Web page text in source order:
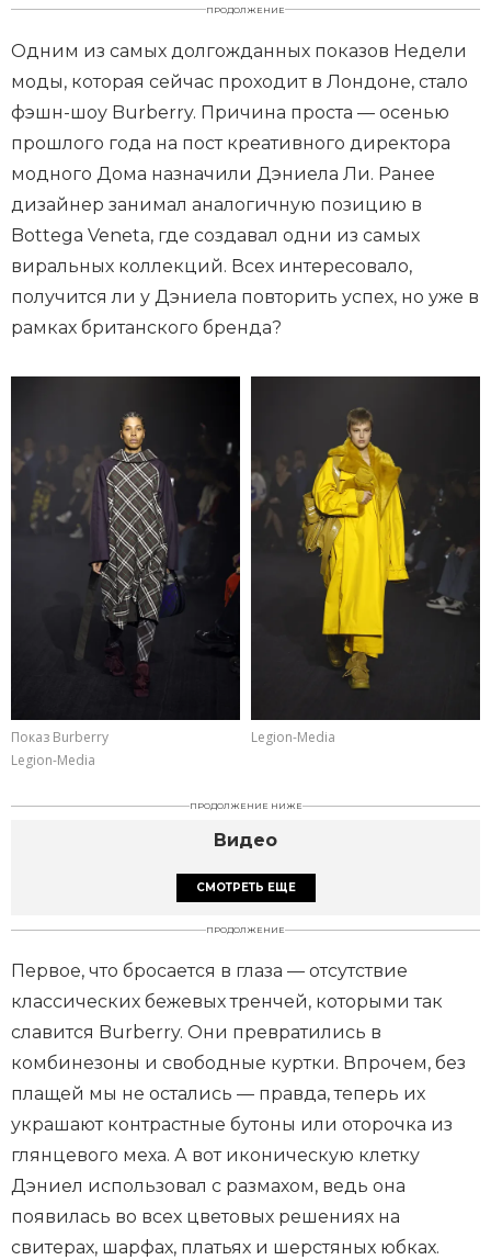
ПРОДОЛЖЕНИЕ
Одним из самых долгожданных показов Недели
моды, которая сейчас проходит в Лондоне, стало
фэшн-шоу Burberry. Причина проста — осенью
прошлого года на пост креативного директора
модного Дома назначили Дэниела Ли. Ранее
дизайнер занимал аналогичную позицию в
Bottega Veneta, где создавал одни из самых
виральных коллекций. Всех интересовало,
получится ли у Дэниела повторить успех, но уже в
рамках британского бренда?
Показ Burberry
Legion-Media
Legion-Media
ПРОДОЛЖЕНИЕ НИЖЕ
Видео
СМОТРЕТЬ ЕЩЕ
ПРОДОЛЖЕНИЕ
Первое, что бросается в глаза — отсутствие
классических бежевых тренчей, которыми так
славится Burberry. Они превратились в
комбинезоны и свободные куртки. Впрочем, без
плащей мы не остались — правда, теперь их
украшают контрастные бутоны или оторочка из
глянцевого меха. А вот иконическую клетку
Дэниел использовал с размахом, ведь она
появилась во всех цветовых решениях на
свитерах, шарфах, платьях и шерстяных юбках.